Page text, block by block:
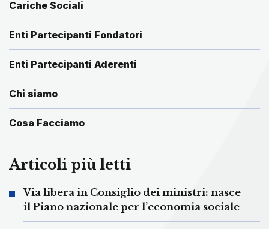
Cariche Sociali
Enti Partecipanti Fondatori
Enti Partecipanti Aderenti
Chi siamo
Cosa Facciamo
Articoli più letti
Via libera in Consiglio dei ministri: nasce
il Piano nazionale per l’economia sociale